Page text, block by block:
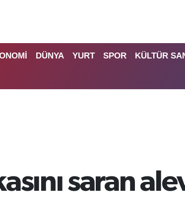
DÜNYA YURT SPOR KÜLTÜR
saran